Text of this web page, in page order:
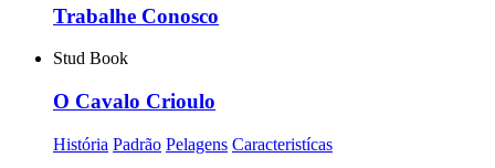
Trabalhe Conosco
Stud Book
O Cavalo Crioulo
História Padrão Pelagens Caracteristícas